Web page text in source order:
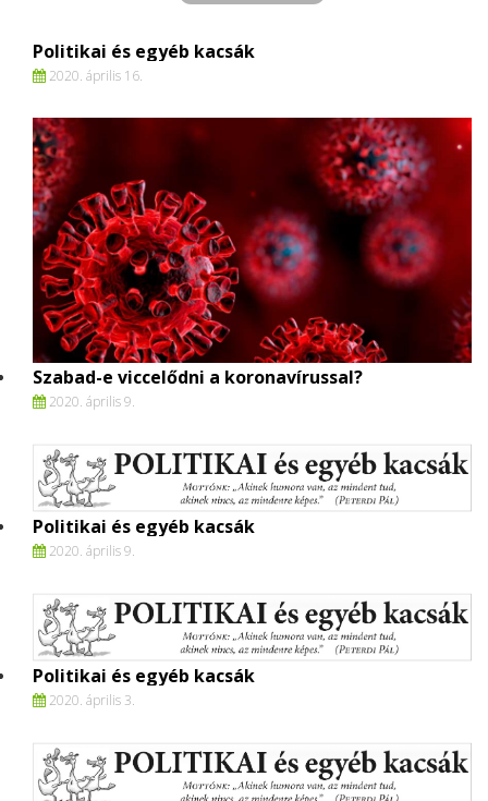
Politikai és egyéb kacsák
2020. április 16.
Szabad-e viccelődni a koronavírussal?
2020. április 9.
Politikai és egyéb kacsák
2020. április 9.
Politikai és egyéb kacsák
2020. április 3.